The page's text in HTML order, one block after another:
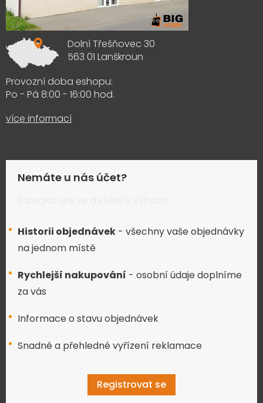
Dolní Třešňovec 30
563 01 Lanškroun
Provozní doba eshopu:
Po - Pá 8:00 - 16:00 hod.
více informací
Nemáte u nás účet?
Historii objednávek - všechny vaše objednávky
na jednom místě
Rychlejší nakupování - osobní údaje doplníme
za vás
Informace o stavu objednávek
Snadné a přehledné vyřízení reklamace
Registrovat se